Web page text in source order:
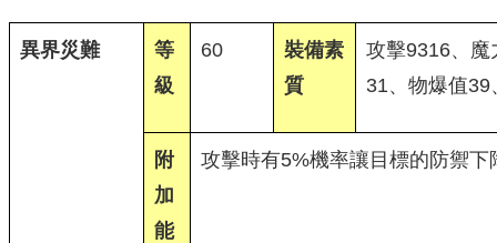
異界災難
等
級
60
裝備素
質
攻擊9316、魔
31、物爆值
附
加
能
攻擊時有5%機率讓目標的防禦下